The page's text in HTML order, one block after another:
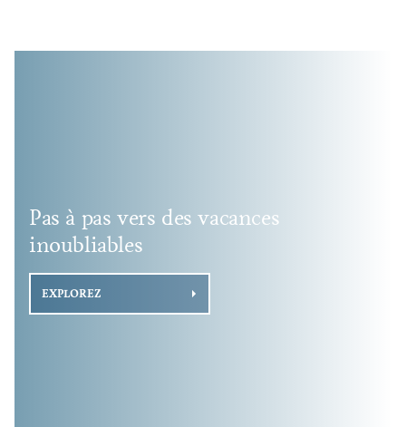
Pas à pas vers des vacances
inoubliables
EXPLOREZ